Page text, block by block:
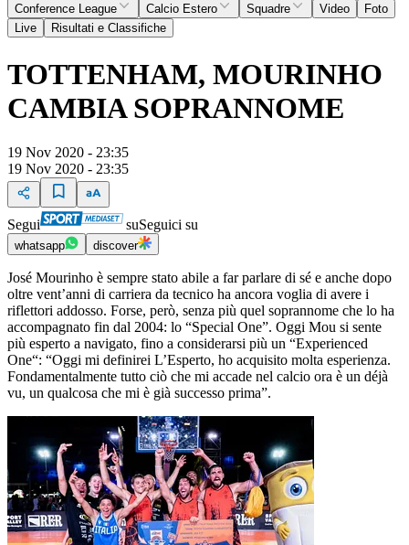
Conference League
Calcio Estero Squadre Video
Foto
Live
Risultati e Classifiche
TOTTENHAM, MOURINHO
CAMBIA SOPRANNOME
19 Nov 2020 - 23:35
19 Nov 2020 - 23:35
Segui suSeguici su
whatsapp discover
José Mourinho è sempre stato abile a far parlare di sé e anche dopo
oltre vent’anni di carriera da tecnico ha ancora voglia di avere i
riflettori addosso. Forse, però, senza più quel soprannome che lo ha
accompagnato fin dal 2004: lo “Special One”. Oggi Mou si sente
più esperto a navigato, fino a considerarsi più un “Experienced
One“: “Oggi mi definirei L’Esperto, ho acquisito molta esperienza.
Fondamentalmente tutto ciò che mi accade nel calcio ora è un déjà
vu, un qualcosa che mi è già successo prima”.